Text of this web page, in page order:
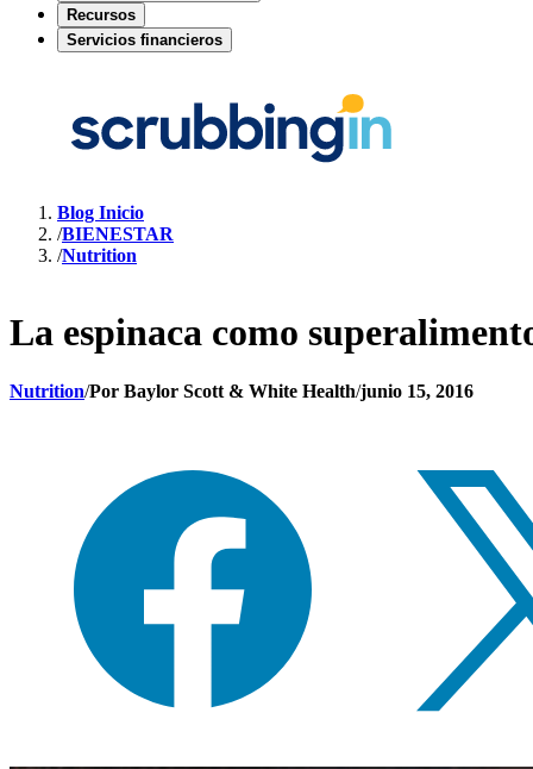
Recursos
Servicios financieros
Blog Inicio
/BIENESTAR
/Nutrition
La espinaca como
Nutrition/Por Baylor Scott & White Health/junio 15, 2016